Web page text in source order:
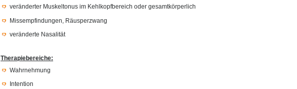
veränderter Muskeltonus im Kehlkopfbereich oder gesamtkörperlich
Missempfindungen, Räusperzwang
veränderte Nasalität
Therapiebereiche:
Wahrnehmung
Intention